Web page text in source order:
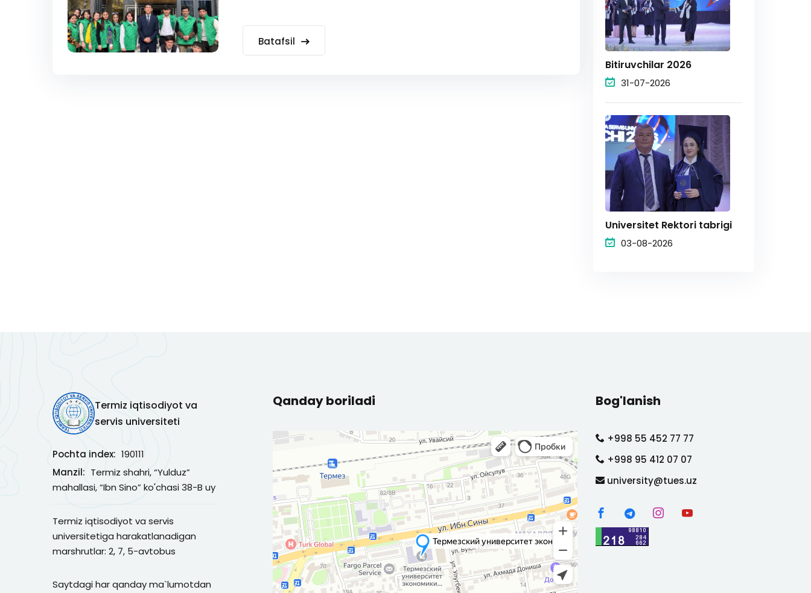
Batafsil
Bitiruvchilar 2026
31-07-2026
Universitet Rektori tabrigi
03-08-2026
Termiz iqtisodiyot va
servis universiteti
Pochta index: 190111
Manzil: Termiz shahri, “Yulduz”
mahallasi, “Ibn Sino” ko'chasi 38-B uy
Termiz iqtisodiyot va servis
universitetiga harakatlanadigan
marshrutlar: 2, 7, 5-avtobus
Saytdagi har qanday ma`lumotdan
Qanday boriladi Bog'lanish
+998 55 452 77 77
+998 95 412 07 07
university@tues.uz